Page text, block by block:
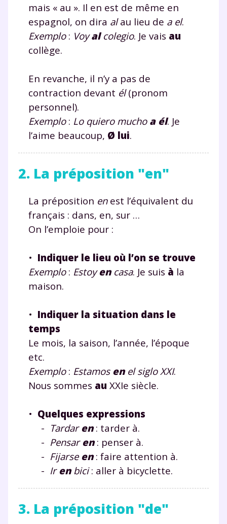
mais « au ». Il en est de même en
espagnol, on dira alau lieu de a el.
Exemplo: Voyalcolegio. Je vais au
collège.
En revanche, il n’y a pas de
contraction devant él(pronom
personnel).
Exemplo: Lo quiero mucho a él. Je
l’aime beaucoup, Ø lui.
2. La préposition "en"
La préposition enest l’équivalent du
français : dans, en, sur …
On l’emploie pour :
• Indiquer le lieu où l’on se trouve
Exemplo: Estoyencasa. Je suis à la
maison.
• Indiquer la situation dans le
temps
Le mois, la saison, l’année, l’époque
etc.
Exemplo: Estamos enel siglo XXI.
Nous sommes au XXIe siècle.
• Quelques expressions
- Tardaren: tarder à.
- Pensaren: penser à.
- Fijarse en: faire attention à.
- Irenbici: aller à bicyclette.
3. La préposition "de"